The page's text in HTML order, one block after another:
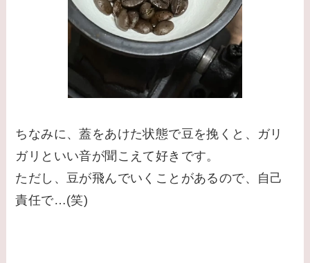
ちなみに、蓋をあけた状態で豆を挽くと、ガリ
ガリといい音が聞こえて好きです。
ただし、豆が飛んでいくことがあるので、自己
責任で…(笑)